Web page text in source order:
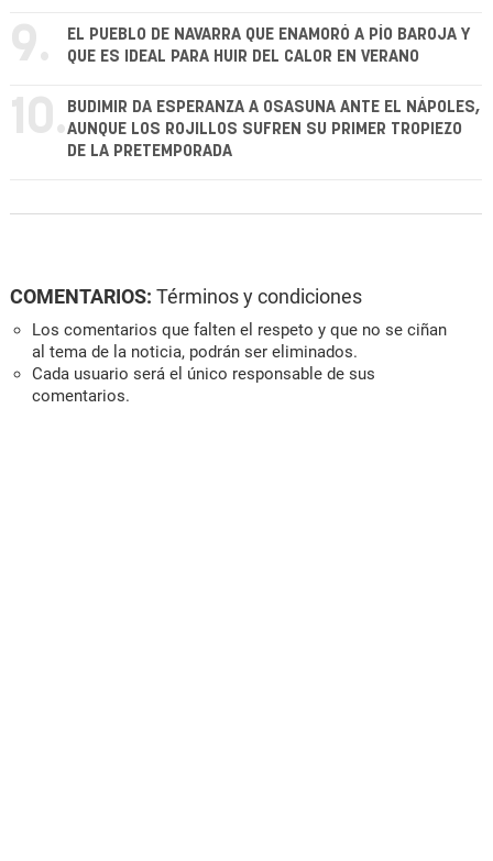
9.
EL PUEBLO DE NAVARRA QUE ENAMORÓ A PÍO BAROJA Y
QUE ES IDEAL PARA HUIR DEL CALOR EN VERANO
10. BUDIMIR DA ESPERANZA A OSASUNA ANTE EL NÁPOLES,
AUNQUE LOS ROJILLOS SUFREN SU PRIMER TROPIEZO
DE LA PRETEMPORADA
COMENTARIOS: Términos y condiciones
Los comentarios que falten el respeto y que no se ciñan
al tema de la noticia, podrán ser eliminados.
Cada usuario será el único responsable de sus
comentarios.